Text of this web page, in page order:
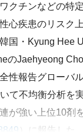
クチンなどの特
心疾患のリスク
国・Kyung Hee
のJaehyeong
性報告グローバ
て不均衡分析を
が強い上位10剤
）に報告した。